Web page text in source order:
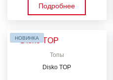
Подробнее
НОВИНКА
Топы
Disko TOP